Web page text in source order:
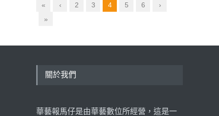
« ‹ 2 3 4 5 6
›
»
關於我們
華藝報馬仔是由華藝數位所經營，這是一